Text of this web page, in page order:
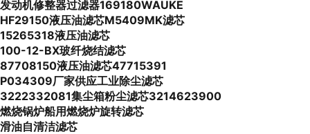
发动机修整器过滤器169180WAUKE
HF29150液压油滤芯M5409MK滤芯
15265318液压油滤芯
100-12-BX玻纤烧结滤芯
87708150液压油滤芯47715391
P034309厂家供应工业除尘滤芯
3222332081集尘箱粉尘滤芯3214623900
燃烧锅炉船用燃烧炉旋转滤芯
滑油自清洁滤芯